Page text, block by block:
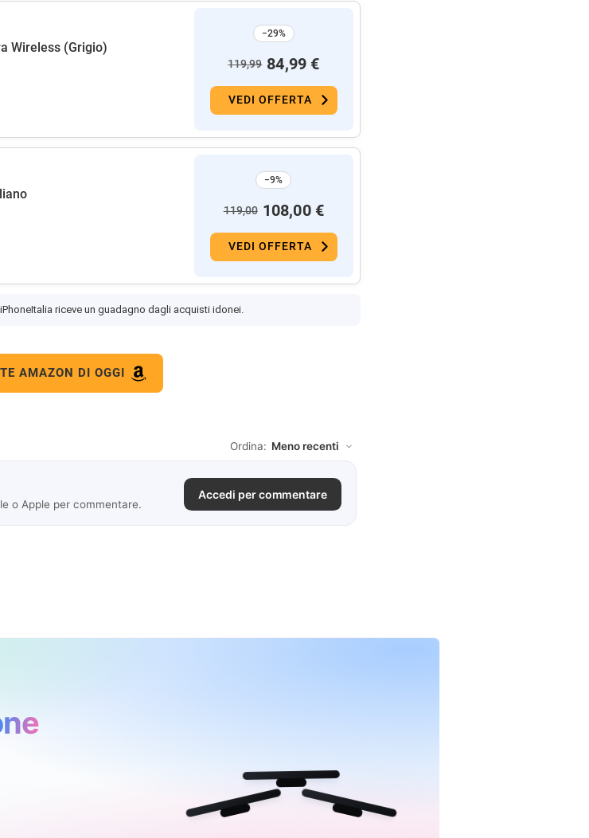
Wireless (Grigio)
−29%
119,99 84,99 €
VEDI OFFERTA
−9%
119,00 108,00 €
VEDI OFFERTA
riceve un guadagno dagli acquisti idonei.
AMAZON DI OGGI
Ordina:
o Apple per commentare.
Accedi per commentare